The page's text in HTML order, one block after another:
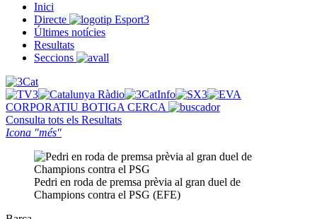
Inici
Directe
Últimes notícies
Resultats
Seccions
CORPORATIU BOTIGA CERCA
Consulta tots els Resultats
Icona "més"
Pedri en roda de premsa prèvia al gran duel de
Champions contra el PSG (EFE)